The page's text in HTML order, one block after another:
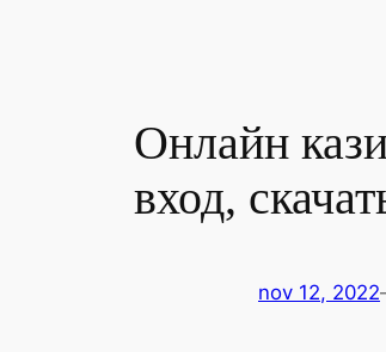
Онлайн
вход,
nov 12, 2022